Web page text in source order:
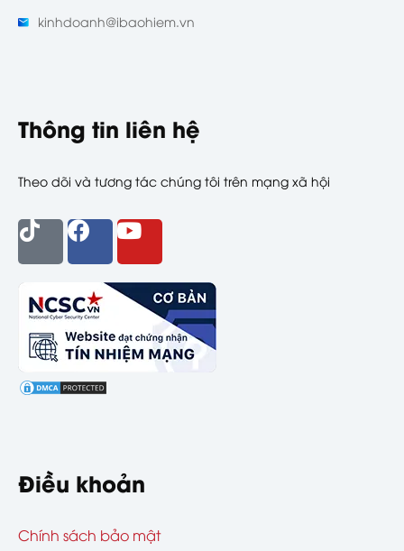
kinhdoanh@ibaohiem.vn
Thông tin liên hệ
Theo dõi và tương tác chúng tôi trên mạng xã hội
Điều khoản
Chính sách bảo mật